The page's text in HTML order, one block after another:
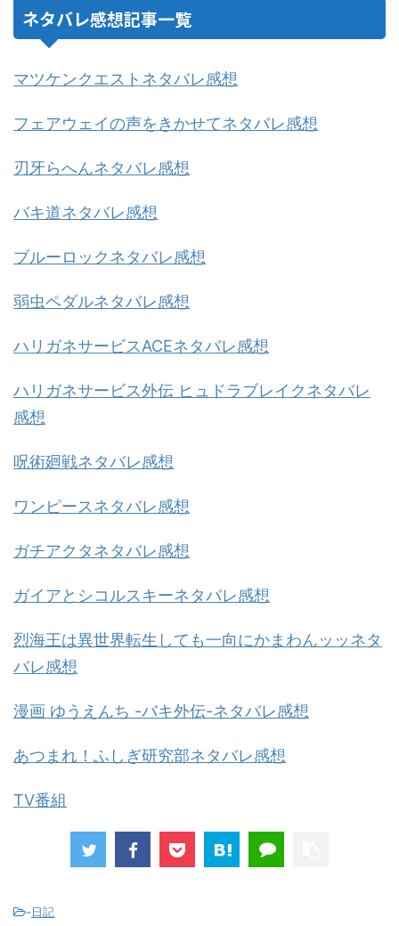
ネタバレ感想記事一覧
マツケンクエストネタバレ感想
フェアウェイの声をきかせてネタバレ感想
刃牙らへんネタバレ感想
バキ道ネタバレ感想
ブルーロックネタバレ感想
弱虫ペダルネタバレ感想
ハリガネサービスACEネタバレ感想
ハリガネサービス外伝 ヒュドラブレイクネタバレ
感想
呪術廻戦ネタバレ感想
ワンピースネタバレ感想
ガチアクタネタバレ感想
ガイアとシコルスキーネタバレ感想
烈海王は異世界転生しても一向にかまわんッッネタ
バレ感想
漫画 ゆうえんち -バキ外伝-ネタバレ感想
あつまれ！ふしぎ研究部ネタバレ感想
TV番組
-日記